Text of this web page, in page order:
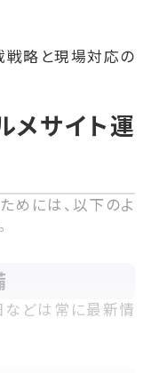
戦略と現場対応の
メサイト運
めには、以下のよ
などは常に最新情